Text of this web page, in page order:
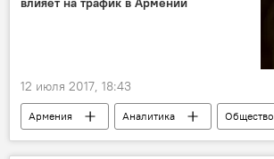
12 июля 2017, 18:43
Армения Аналитика
Общество
соцсети
Facebook
трафик